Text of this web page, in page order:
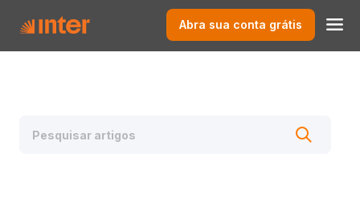
Abra sua conta grátis